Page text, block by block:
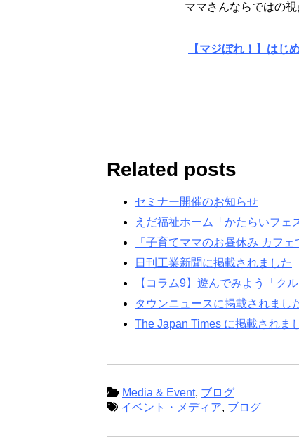
ママさんならではの
【マジぼれ！】はじ
Related posts
セミナー開催のお知らせ
えだ福祉ホーム「かたらいフェ
「子育てママのお昼休み カフ
日刊工業新聞に掲載されました
【コラム9】遊んでみよう「ク
タウンニュースに掲載されまし
The Japan Times に掲載されま
Media & Event, ブログ
イベント・メディア, ブログ